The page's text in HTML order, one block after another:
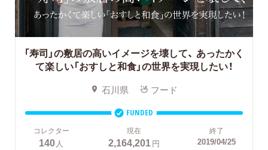
「寿司」の敷居の高いイメージを壊して、 あったかく
て楽しい「おすしと和食」の世界を実現したい！
石川県 フード
FUNDED
コレクター
140 人
現在
2,164,201円
終了
2019/04/25